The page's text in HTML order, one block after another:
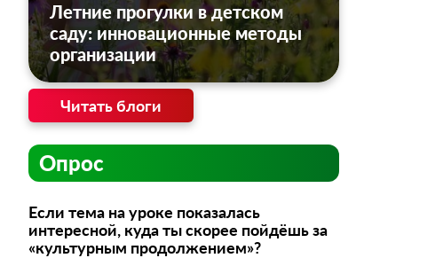
Летние прогулки в детском
саду: инновационные методы
организации
Читать блоги
Опрос
Если тема на уроке показалась
интересной, куда ты скорее пойдёшь за
«культурным продолжением»?